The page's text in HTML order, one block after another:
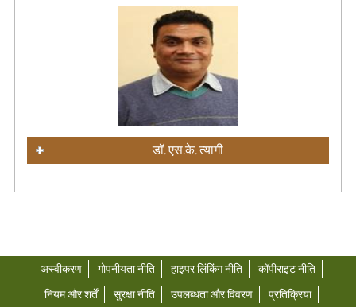
डॉ. एस.के. त्यागी
अस्वीकरण गोपनीयता नीति हाइपर लिंकिंग नीति
कॉपीराइट नीति
नियम और शर्तें
सुरक्षा नीति उपलब्धता और विवरण
प्रतिक्रिया